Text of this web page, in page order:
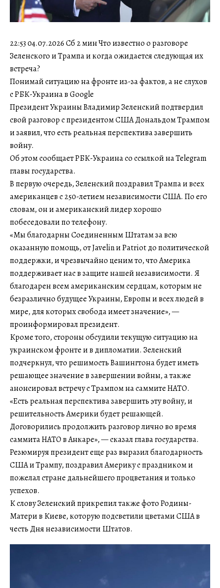
22:53 04.07.2026 Сб 2 мин Что известно о разговоре
Зеленского и Трампа и когда ожидается следующая их
встреча?
Понимай ситуацию на фронте из-за фактов, а не слухов
с РБК-Украина в Google
Президент Украины Владимир Зеленский подтвердил
свой разговор с президентом США Дональдом Трампом
и заявил, что есть реальная перспектива завершить
войну.
Об этом сообщает РБК-Украина со ссылкой на Telegram
главы государства.
В первую очередь, Зеленский поздравил Трампа и всех
американцев с 250-летием независимости США. По его
словам, он и американский лидер хорошо
побеседовали по телефону.
«Мы благодарны Соединенным Штатам за всю
оказанную помощь, от Javelin и Patriot до политической
поддержки, и чрезвычайно ценим то, что Америка
поддерживает нас в защите нашей независимости. Я
благодарен всем американским сердцам, которым не
безразлично будущее Украины, Европы и всех людей в
мире, для которых свобода имеет значение», —
проинформировал президент.
Кроме того, стороны обсудили текущую ситуацию на
украинском фронте и в дипломатии. Зеленский
подчеркнул, что решимость Вашингтона будет иметь
решающее значение в завершении войны, а также
анонсировал встречу с Трампом на саммите НАТО.
«Есть реальная перспектива завершить эту войну, и
решительность Америки будет решающей.
Договорились продолжить разговор лично во время
саммита НАТО в Анкаре», — сказал глава государства.
Резюмируя президент еще раз выразил благодарность
США и Трампу, поздравил Америку с праздником и
пожелал стране дальнейшего процветания и только
успехов.
К слову Зеленский прикрепил также фото Родины-
Матери в Киеве, которую подсветили цветами США в
честь Дня независимости Штатов.